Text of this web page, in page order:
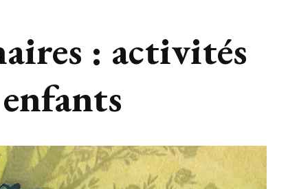
: activités